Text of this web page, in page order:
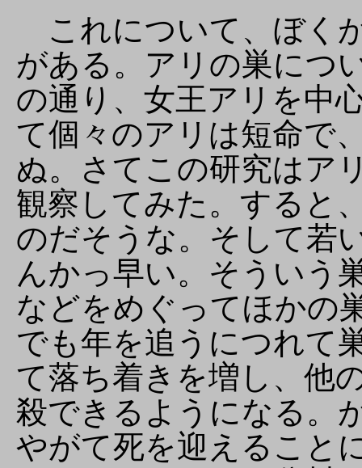
これについて、ぼく
がある。アリの巣につ
の通り、女王アリを中
て個々のアリは短命で
ぬ。さてこの研究はア
観察してみた。すると
のだそうな。そして若
んかっ早い。そういう
などをめぐってほかの
でも年を追うにつれて
て落ち着きを増し、他
殺できるようになる。
やがて死を迎えること